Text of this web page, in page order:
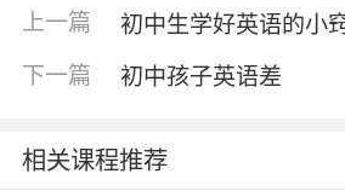
发音不标准而不敢开口，陷入
境。 缺乏真实语言环境也是一
在我们的日常生活中使用频率
本和试卷上，很难真正掌握。
上一篇 初中生学好英语的小
下一篇 初中孩子英语差
相关课程推荐